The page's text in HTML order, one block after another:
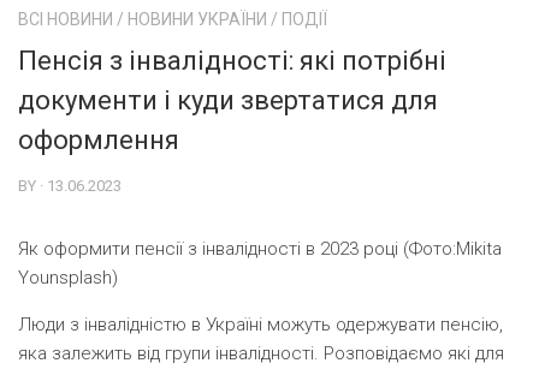
ВСІ НОВИНИ / НОВИНИ УКРАЇНИ / ПОДІЇ
Пенсія з інвалідності: які потрібні
документи і куди звертатися для
оформлення
BY · 13.06.2023
Як оформити пенсії з інвалідності в 2023 році (Фото:Mikita
Younsplash)
Люди з інвалідністю в Україні можуть одержувати пенсію,
яка залежить від групи інвалідності. Розповідаємо які для